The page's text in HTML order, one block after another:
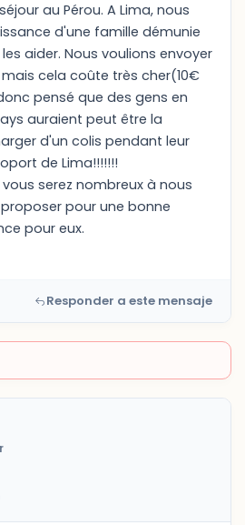
au Pérou. A Lima, nous
d'une famille démunie
aider. Nous voulions envoyer
cela coûte très cher(10€
pensé que des gens en
auraient peut être la
d'un colis pendant leur
de Lima!!!!!!!
serez nombreux à nous
pour une bonne
pour eux.
Responder a este mensaje